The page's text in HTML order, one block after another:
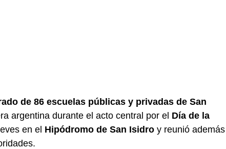
de 86 escuelas públicas y privadas de San
argentina durante el acto central por el Día de la
en el Hipódromo de San Isidro y reunió además